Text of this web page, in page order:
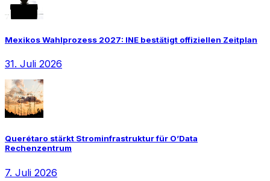
Mexikos Wahlprozess 2027: INE bestätigt offiziellen Zeitplan
31. Juli 2026
Querétaro stärkt Strominfrastruktur für O’Data
Rechenzentrum
7. Juli 2026